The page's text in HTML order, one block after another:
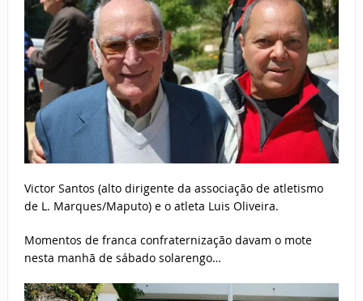
Victor Santos (alto dirigente da associação de atletismo
de L. Marques/Maputo) e o atleta Luis Oliveira.
Momentos de franca confraternização davam o mote
nesta manhã de sábado solarengo…